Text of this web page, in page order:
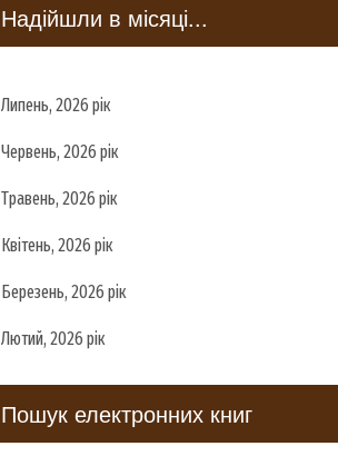
Надійшли в місяці...
Липень, 2026 рік
Червень, 2026 рік
Травень, 2026 рік
Квітень, 2026 рік
Березень, 2026 рік
Лютий, 2026 рік
Пошук електронних книг